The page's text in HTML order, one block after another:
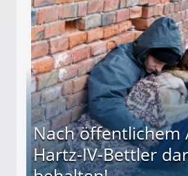
entführten seine Hündin "Hanni"!
Nach öffentlichem
Hartz-IV-Bettler